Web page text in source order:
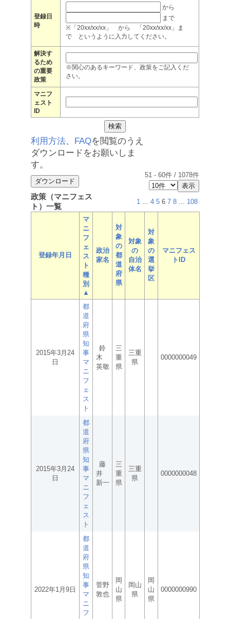
登録日
時
から
まで
※「20xx/xx/xx」 から 「20xx/xx/xx」ま
で というように入力してください。
解決す
るため
の重要
政策
※関心のあるキーワード、政策をご記入くだ
さい。
マニフ
ェスト
ID
利用方法、 FAQを閲覧のうえ
ダウンロードをお願いしま
す。
51 - 60件 / 1078件
政策（マニフェス
ト）一覧
1 ... 4 5 6 7 8 ... 108
登録年月日
マ
ニ
フ
ェ
ス
ト
種
別
▲
政治
家名
対
象
の
都
道
府
県
対象
の
自治
体名
対
象
の
選
挙
区
マニフェス
トID
2015年3月24
日
都
道
府
県
知
事
マ
ニ
フ
ェ
ス
ト
鈴
木
英敬
三
重
県
三重
県
0000000049
2015年3月24
日
都
道
府
県
知
事
マ
ニ
フ
ェ
ス
ト
藤
井
新一
三
重
県
三重
県
0000000048
2022年1月9日
都
道
府
県
知
事
マ
ニ
フ
菅野
敦也
岡
山
県
岡山
県
岡
山
県
0000000990